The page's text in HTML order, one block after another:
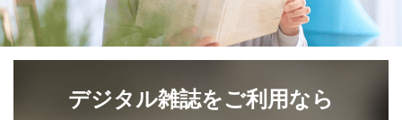
当社カスタマーQ＆
Aサービス利用者
サイトのサービス内容のご案内の
ため
ｅメール等による商品、サービ
ス、キャンペーン等の広告に関す
採用応募者の方の
個人情報
採用選考、ご連絡のため
デジタル雑誌をご利用なら